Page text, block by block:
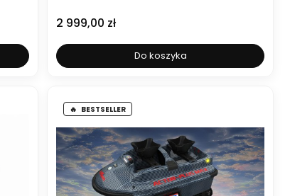
Cena
2 999,00 zł
Do koszyka
BESTSELLER